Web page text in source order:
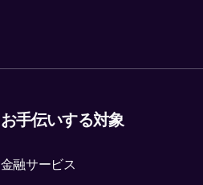
お手伝いする対象
金融サービス